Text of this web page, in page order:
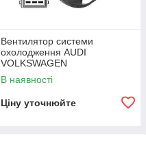
Вентилятор системи
охолодження AUDI
VOLKSWAGEN
В наявності
Ціну уточнюйте